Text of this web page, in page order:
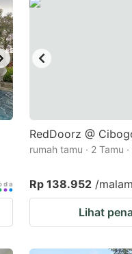
RedDoorz @
rumah tamu · 2 Tamu
Rp 138.952 /malam
Lihat